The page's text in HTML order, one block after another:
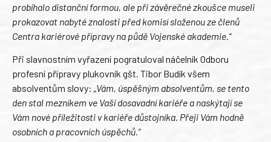
probíhalo distanční formou, ale při závěrečné zkoušce museli
prokazovat nabyté znalosti před komisí složenou ze členů
Centra kariérové přípravy na půdě Vojenské akademie.“
Při slavnostním vyřazení pogratuloval náčelník Odboru
profesní přípravy plukovník gšt. Tibor Budík všem
absolventům slovy: „Vám, úspěšným absolventům, se tento
den stal mezníkem ve Vaší dosavadní kariéře a naskýtají se
Vám nové příležitosti v kariéře důstojníka. Přeji Vám hodně
osobních a pracovních úspěchů.“